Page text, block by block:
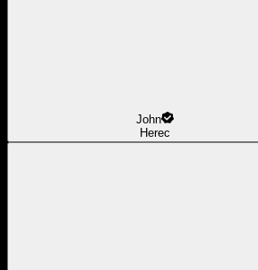
John
Herec